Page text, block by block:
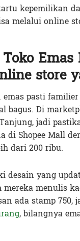
kepemilikan
melalui online
Emas
store
pasti
Di
jadi
di Shopee Mall
dari 200 ribu.
yang
menulis
ada stamp 750,
, bilangnya